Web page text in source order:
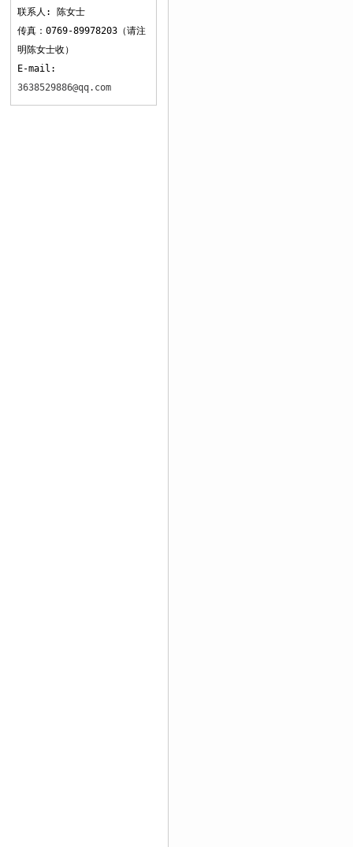
联系人: 陈女士
传真：0769-89978203（请注
明陈女士收）
E-mail:
3638529886@qq.com